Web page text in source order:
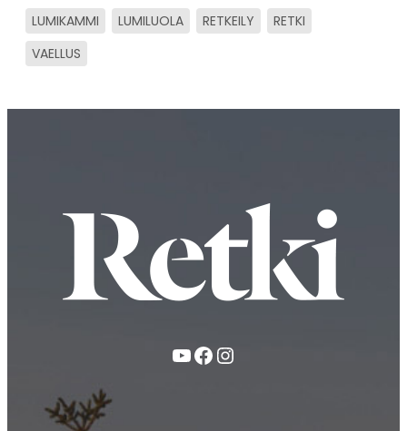
LUMIKAMMI LUMILUOLA RETKEILY
RETKI
VAELLUS
YouTube
FacebookInstagram